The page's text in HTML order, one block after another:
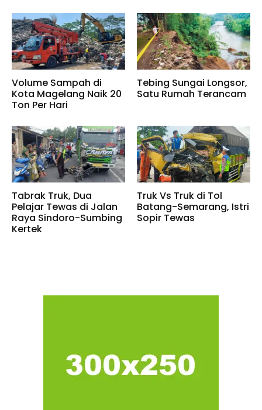
Volume Sampah di
Kota Magelang Naik 20
Ton Per Hari
Tebing Sungai Longsor,
Satu Rumah Terancam
Tabrak Truk, Dua
Pelajar Tewas di Jalan
Raya Sindoro-Sumbing
Kertek
Truk Vs Truk di Tol
Batang-Semarang, Istri
Sopir Tewas